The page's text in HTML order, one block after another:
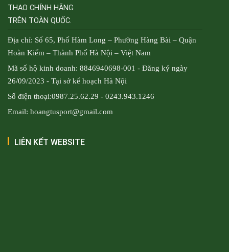
THAO CHÍNH HÃNG
TRÊN TOÀN QUỐC.
Địa chỉ: Số 65, Phố Hàm Long – Phường Hàng Bài – Quận
Hoàn Kiếm – Thành Phố Hà Nội – Việt Nam
Mã số hộ kinh doanh: 8846940698-001 - Đăng ký ngày
26/09/2023 - Tại sở kế hoạch Hà Nội
Số điện thoại:0987.25.62.29 - 0243.943.1246
Email: hoangtusport@gmail.com
LIÊN KẾT WEBSITE